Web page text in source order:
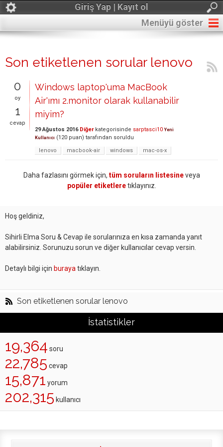
Giriş Yap | Kayıt ol
Menüyü göster
Son etiketlenen sorular lenovo
0
oy
1
cevap
Windows laptop'uma MacBook
Air'ımı 2.monitor olarak kullanabilir
miyim?
29 Ağustos 2016 Diğerkategorisinde sarptasci10 Yeni
Kullanıcı (120 puan) tarafından soruldu
lenovo
macbook-air windows mac-os-x
Daha fazlasını görmek için, tüm soruların listesineveya
popüler etiketleretıklayınız.
Hoş geldiniz,
Sihirli Elma Soru & Cevap ile sorularınıza en kısa zamanda yanıt
alabilirsiniz. Sorunuzu sorun ve diğer kullanıcılar cevap versin.
Detaylı bilgi için buraya tıklayın.
Son etiketlenen sorular lenovo
İstatistikler
19,364 soru
22,785 cevap
15,871 yorum
202,315 kullanıcı